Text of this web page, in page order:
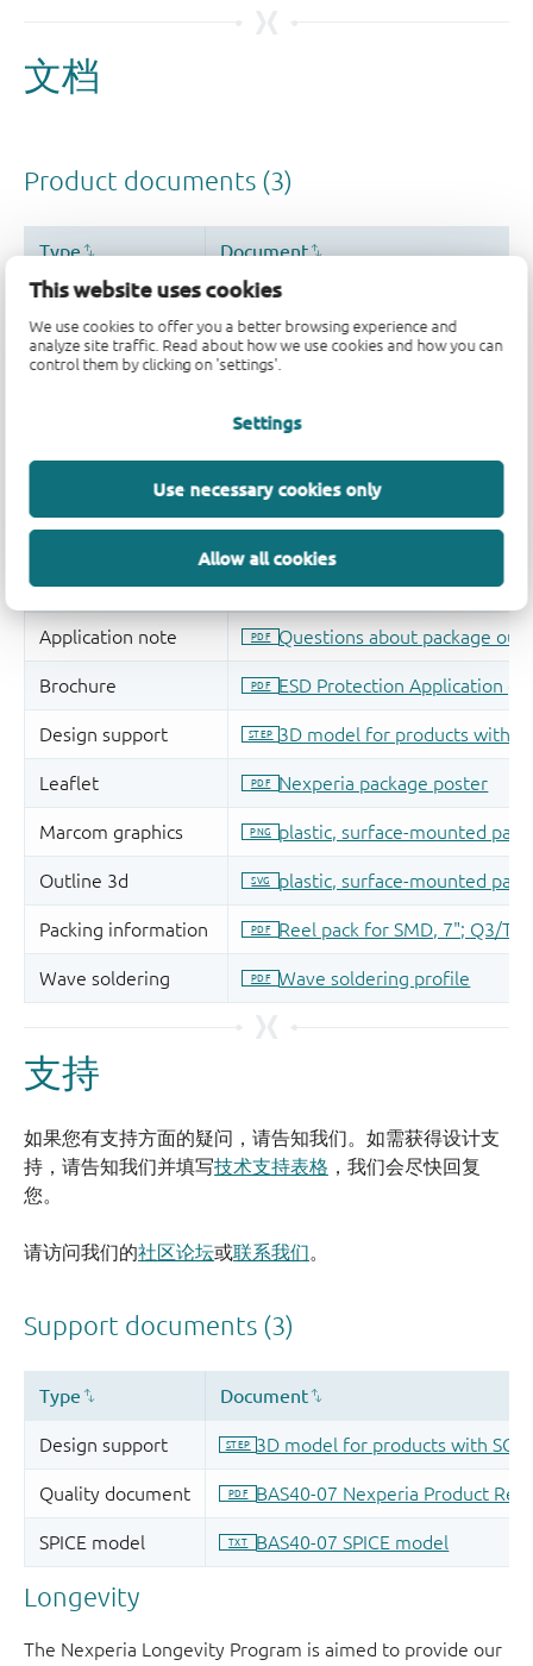
This website uses cookies
We use cookies to offer you a better browsing experience and
analyze site traffic. Read about how we use cookies and how you can
control them by clicking on 'settings'.
Settings
Use necessary cookies only
Allow all cookies
支持
如果您有支持方面的疑问，请告知我们。如需获得设计支
持，请告知我们并填写技术支持表格 ，我们会尽快回复
您。
请访问我们的社区论坛或联系我们。
Longevity
The Nexperia Longevity Program is aimed to provide our